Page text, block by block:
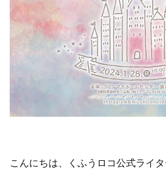
こんにちは、くふうロコ公式ライタ